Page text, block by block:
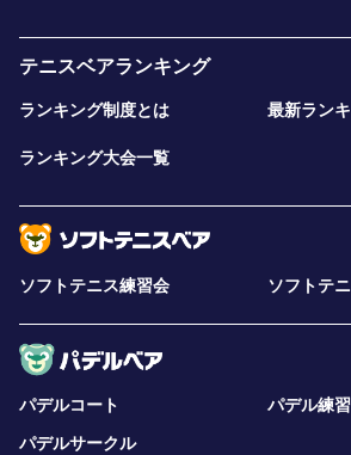
テニスベアランキング
ランキング制度とは 最新ラン
ランキング大会一覧
ソフトテニス練習会 ソフトテ
パデルコート
パデル練
パデルサークル